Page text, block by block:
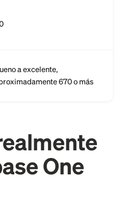
a excelente,
670 o más
One